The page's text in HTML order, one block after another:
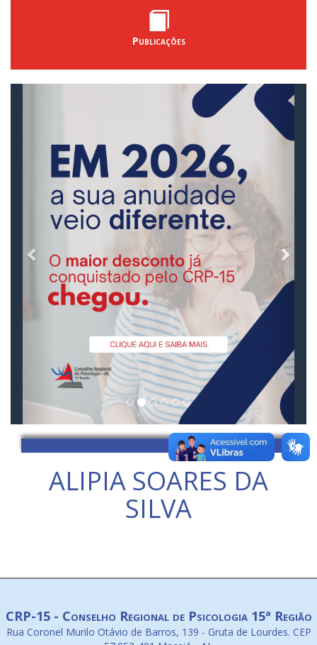
Publicações
ALIPIA SOARES DA
SILVA
CRP-15 - Conselho Regional de Psicologia 15ª Região
Rua Coronel Murilo Otávio de Barros, 139 - Gruta de Lourdes. CEP